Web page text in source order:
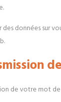
données sur
de votre mot de